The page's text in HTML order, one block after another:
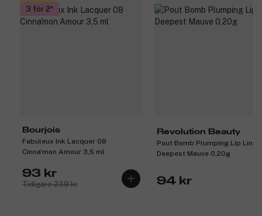
3 för 2
Bourjois
Fabuleux Ink Lacquer 08
Cinna'mon Amour 3,5 ml
93 kr
Tidigare 239 kr
Revolution Beauty
Pout Bomb Plumping Lip Liner
Deepest Mauve 0,20g
94 kr